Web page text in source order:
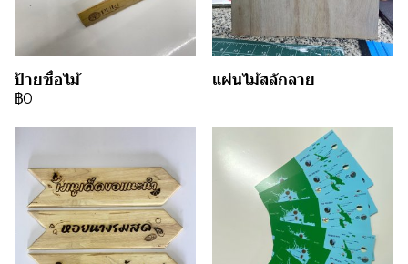
ป้ายชื่อไม้
฿0
แผ่นไม้สลักลาย